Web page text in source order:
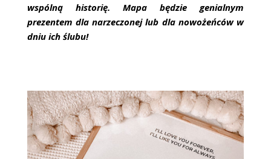
wspólną historię. Mapa będzie genialnym
prezentem dla narzeczonej lub dla nowożeńców w
dniu ich ślubu!